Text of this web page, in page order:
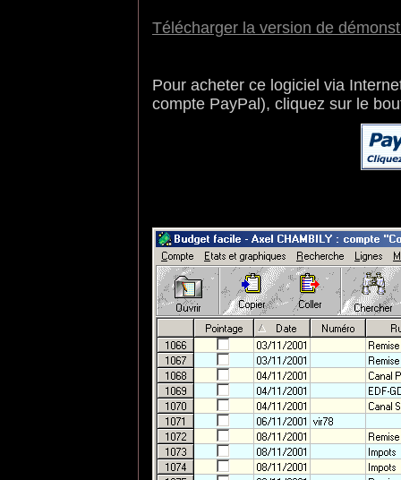
Télécharger la version de
Pour acheter ce logiciel via
compte PayPal), cliquez sur le